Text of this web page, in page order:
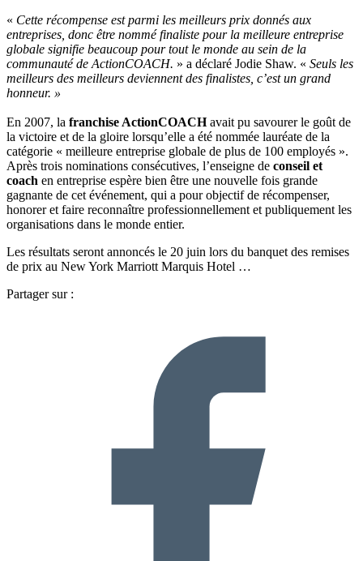
« Cette récompense est parmi les meilleurs prix donnés aux
entreprises, donc être nommé finaliste pour la meilleure entreprise
globale signifie beaucoup pour tout le monde au sein de la
communauté de ActionCOACH. » a déclaré Jodie Shaw. « Seuls les
meilleurs des meilleurs deviennent des finalistes, c’est un grand
honneur. »
En 2007, la franchise ActionCOACHavait pu savourer le goût de
la victoire et de la gloire lorsqu’elle a été nommée lauréate de la
catégorie « meilleure entreprise globale de plus de 100 employés ».
Après trois nominations consécutives, l’enseigne de conseil et
coach en entreprise espère bien être une nouvelle fois grande
gagnante de cet événement, qui a pour objectif de récompenser,
honorer et faire reconnaître professionnellement et publiquement les
organisations dans le monde entier.
Les résultats seront annoncés le 20 juin lors du banquet des remises
de prix au New York Marriott Marquis Hotel …
Partager sur :